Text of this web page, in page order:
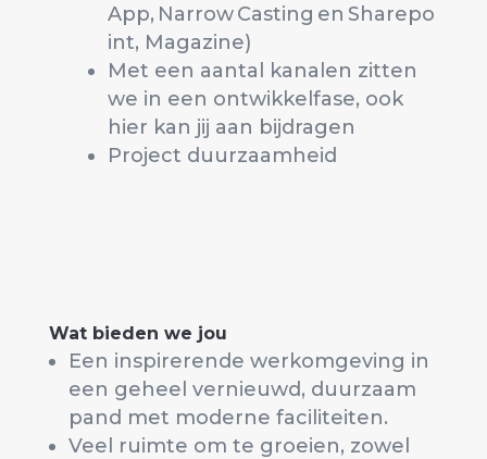
App, Narrow Casting en Sharepo
int, Magazine)
Met een aantal kanalen zitten
we in een ontwikkelfase, ook
hier kan jij aan bijdragen
Project duurzaamheid
Wat bieden we jou
Een inspirerende werkomgeving in
een geheel vernieuwd, duurzaam
pand met moderne faciliteiten.
Veel ruimte om te groeien, zowel